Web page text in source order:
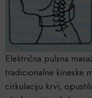
Električna pulsna
tradicionalne kineske
cirkulaciju krvi,